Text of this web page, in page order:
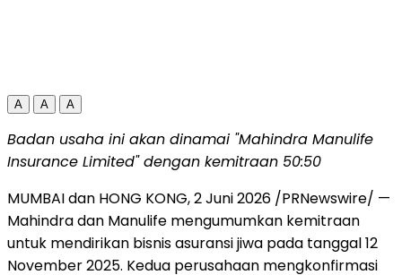
A A A
Badan usaha ini akan dinamai "Mahindra Manulife
Insurance Limited" dengan kemitraan 50:50
MUMBAI dan HONG KONG,2 Juni 2026 /PRNewswire/ —
Mahindra dan Manulife mengumumkan kemitraan
untuk mendirikan bisnis asuransi jiwa pada tanggal 12
November 2025. Kedua perusahaan mengkonfirmasi